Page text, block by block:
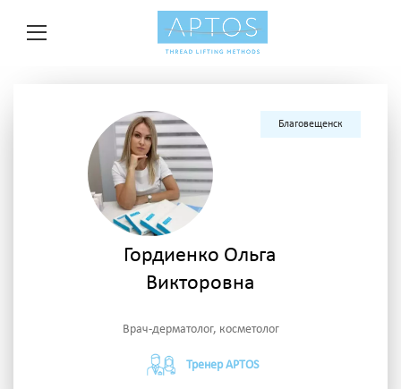
Благовещенск
Гордиенко Ольга
Викторовна
Врач-дерматолог, косметолог
Тренер APTOS